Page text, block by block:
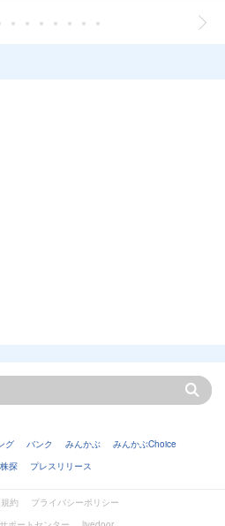
グ バンク みんかぶ
みんかぶChoice
株探 プレスリリース
約
プライバシーポリシー